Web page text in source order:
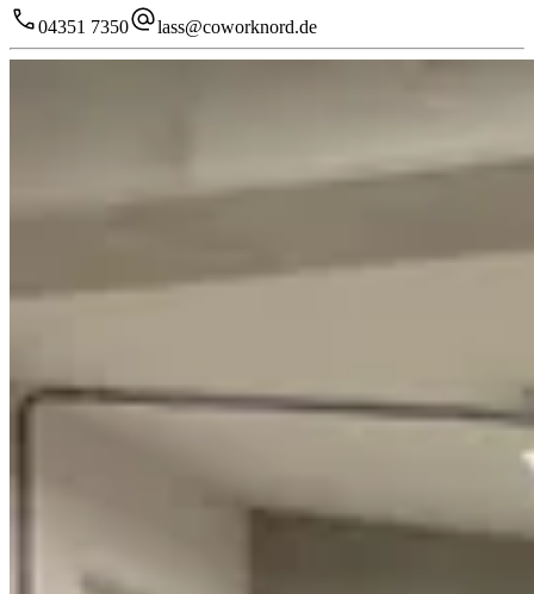
04351 7350 lass@coworknord.de